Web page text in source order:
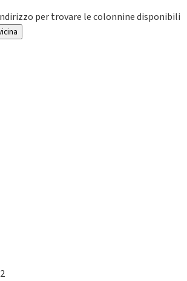
per trovare le colonnine disponibili